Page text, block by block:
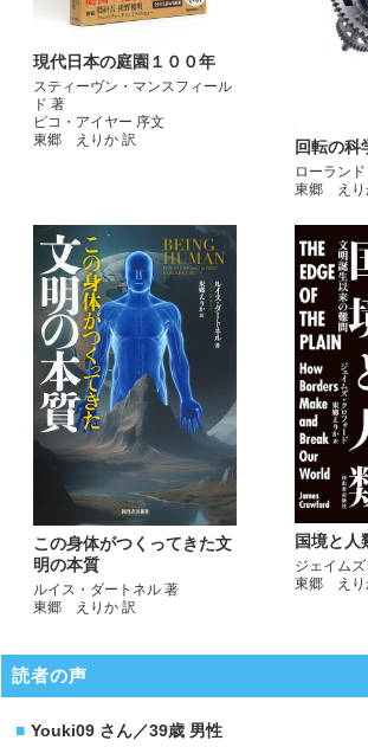
現代日本の庭園１００年
スティーヴン・マンスフィール
ド 著
ピコ・アイヤー 序文
東郷 えりか 訳
回転の科
ローラン
東郷 えり
この身体がつくってきた文
明の本質
ルイス・ダートネル 著
東郷 えりか 訳
国境と人
ジェイム
東郷 えり
読者の声
Youki09 さん／39歳 男性